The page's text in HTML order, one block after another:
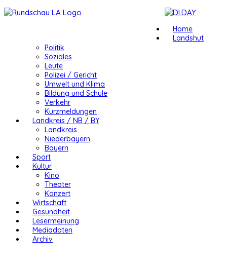
Home
Landshut
Politik
Soziales
Leute
Polizei / Gericht
Umwelt und Klima
Bildung und Schule
Verkehr
Kurzmeldungen
Landkreis / NB / BY
Landkreis
Niederbayern
Bayern
Sport
Kultur
Kino
Theater
Konzert
Wirtschaft
Gesundheit
Lesermeinung
Mediadaten
Archiv